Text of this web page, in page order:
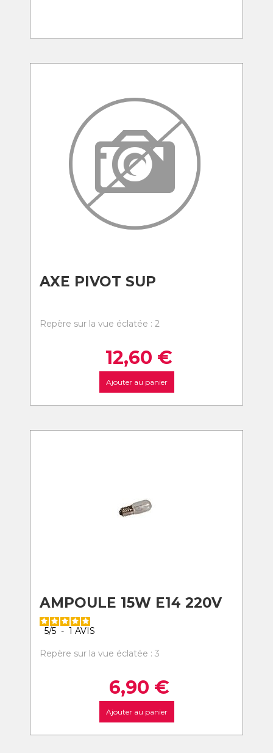
AXE PIVOT SUP
Repère sur la vue éclatée : 2
12,60 €
Ajouter au panier
AMPOULE 15W E14 220V
5/5 - 1 AVIS
Repère sur la vue éclatée : 3
6,90 €
Ajouter au panier